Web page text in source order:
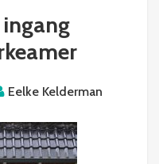
Eelke Kelderman